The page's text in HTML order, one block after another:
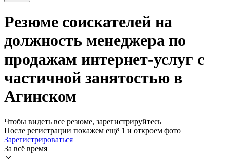
Резюме соискателей на
должность менеджера по
продажам интернет-услуг с
частичной занятостью в
Агинском
Чтобы видеть все резюме, зарегистрируйтесь
После регистрации покажем ещё 1 и откроем фото
Зарегистрироваться
За всё время